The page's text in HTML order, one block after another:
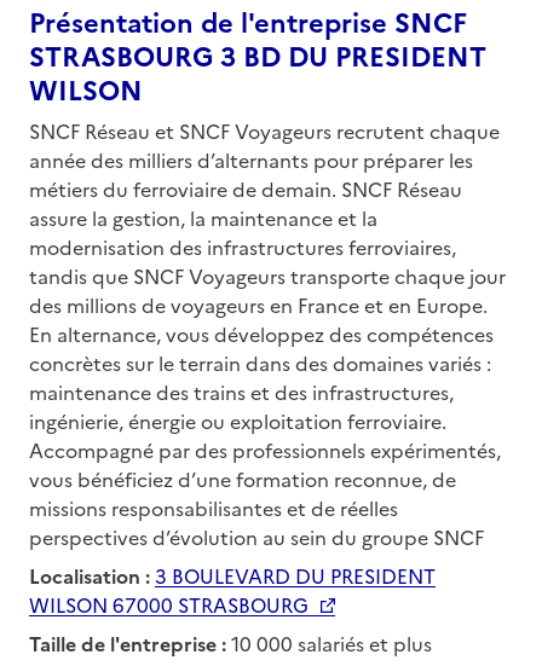
Présentation de l'entreprise SNCF
STRASBOURG 3 BD DU PRESIDENT
WILSON
SNCF Réseau et SNCF Voyageurs recrutent chaque
année des milliers d’alternants pour préparer les
métiers du ferroviaire de demain. SNCF Réseau
assure la gestion, la maintenance et la
modernisation des infrastructures ferroviaires,
tandis que SNCF Voyageurs transporte chaque jour
des millions de voyageurs en France et en Europe.
En alternance, vous développez des compétences
concrètes sur le terrain dans des domaines variés :
maintenance des trains et des infrastructures,
ingénierie, énergie ou exploitation ferroviaire.
Accompagné par des professionnels expérimentés,
vous bénéficiez d’une formation reconnue, de
missions responsabilisantes et de réelles
perspectives d’évolution au sein du groupe SNCF
Localisation :3 BOULEVARD DU PRESIDENT
WILSON 67000 STRASBOURG
Taille de l'entreprise :10 000 salariés et plus